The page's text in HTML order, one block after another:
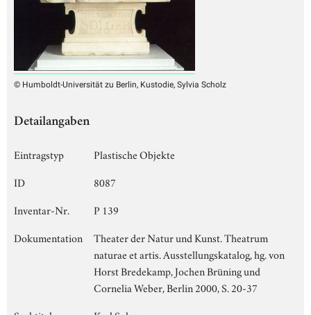
© Humboldt-Universität zu Berlin, Kustodie, Sylvia Scholz
Detailangaben
Eintragstyp
Plastische Objekte
ID
8087
Inventar-Nr.
P 139
Dokumentation
Theater der Natur und Kunst. Theatrum
naturae et artis. Ausstellungskatalog, hg. von
Horst Bredekamp, Jochen Brüning und
Cornelia Weber, Berlin 2000, S. 20-37